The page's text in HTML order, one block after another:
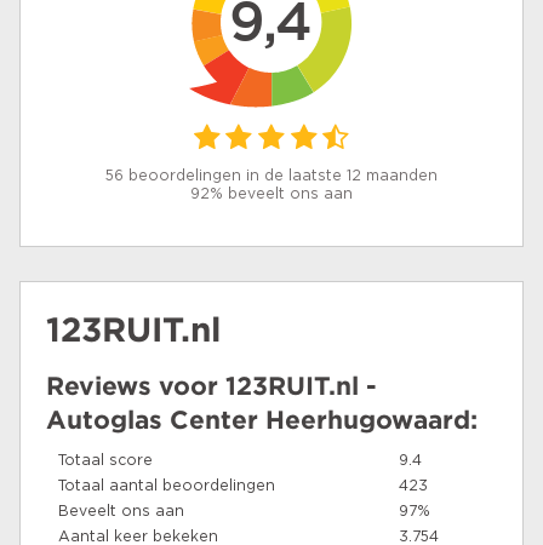
9,4
56 beoordelingen in de laatste 12 maanden
92% beveelt ons aan
123RUIT.nl
Reviews voor 123RUIT.nl -
Autoglas Center Heerhugowaard:
Totaal score
9.4
Totaal aantal beoordelingen
423
Beveelt ons aan
97%
Aantal keer bekeken
3.754